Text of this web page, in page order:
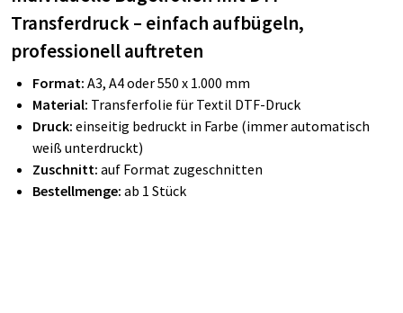
Transferdruck – einfach aufbügeln,
professionell auftreten
Format: A3, A4 oder 550 x 1.000 mm
Material: Transferfolie für Textil DTF-Druck
Druck: einseitig bedruckt in Farbe (immer automatisch
weiß unterdruckt)
Zuschnitt: auf Format zugeschnitten
Bestellmenge: ab 1 Stück